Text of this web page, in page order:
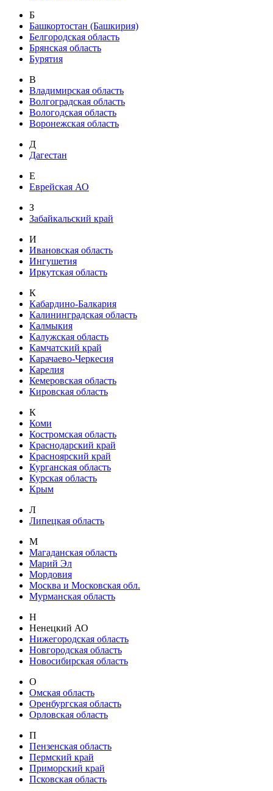
Б
Башкортостан (Башкирия)
Белгородская область
Брянская область
Бурятия
В
Владимирская область
Волгоградская область
Вологодская область
Воронежская область
Д
Дагестан
Е
Еврейская АО
З
Забайкальский край
И
Ивановская область
Ингушетия
Иркутская область
К
Кабардино-Балкария
Калининградская область
Калмыкия
Калужская область
Камчатский край
Карачаево-Черкесия
Карелия
Кемеровская область
Кировская область
К
Коми
Костромская область
Краснодарский край
Красноярский край
Курганская область
Курская область
Крым
Л
Липецкая область
М
Магаданская область
Марий Эл
Мордовия
Москва и Московская обл.
Мурманская область
Н
Ненецкий АО
Нижегородская область
Новгородская область
Новосибирская область
О
Омская область
Оренбургская область
Орловская область
П
Пензенская область
Пермский край
Приморский край
Псковская область